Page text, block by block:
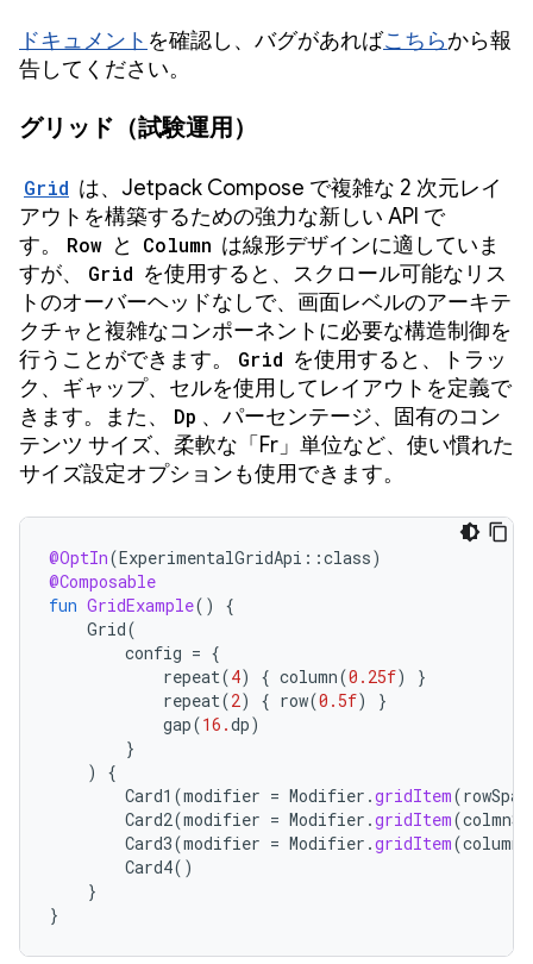
ドキュメント を確認し、バグがあればこちらから報
告してください。
グリッド（試験運用）
Grid は、Jetpack Compose で複雑な 2 次元レイ
アウトを構築するための強力な新しい API で
す。
Row と Column は線形デザインに適していま
すが、
Grid を使用すると、スクロール可能なリス
トのオーバーヘッドなしで、画面レベルのアーキテ
クチャと複雑なコンポーネントに必要な構造制御を
行うことができます。
Grid を使用すると、トラッ
ク、ギャップ、セルを使用してレイアウトを定義で
きます。また、
Dp 、パーセンテージ、固有のコン
テンツ サイズ、柔軟な「Fr」単位など、使い慣れた
サイズ設定オプションも使用できます。
@OptIn(ExperimentalGridApi ::class)
@Composable
fun GridExample()
{
Grid(
config = {
repeat(4) { column(0.25f)
}
repeat(2) { row(0.5f)
}
gap(16.dp)
}
)
{
Card1 (modifier = Modifier .gridItem(rowSpan
Card2(modifier = Modifier .gridItem(
Card3(modifier = Modifier .gridItem(
Card4()
}
}